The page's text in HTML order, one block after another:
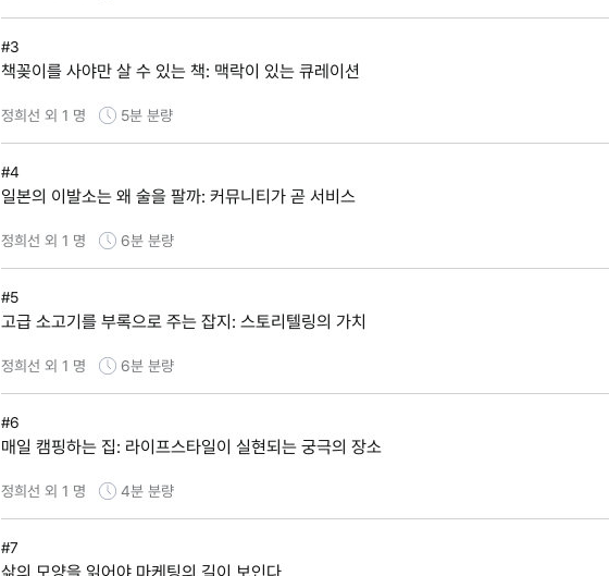
#3
책꽂이를 사야만 살 수 있는 책: 맥락이 있는 큐레이션
정희선 외 1 명 5분 분량
#4
일본의 이발소는 왜 술을 팔까: 커뮤니티가 곧 서비스
정희선 외 1 명 6분 분량
#5
고급 소고기를 부록으로 주는 잡지: 스토리텔링의 가치
정희선 외 1 명 6분 분량
#6
매일 캠핑하는 집: 라이프스타일이 실현되는 궁극의 장소
정희선 외 1 명 4분 분량
#7